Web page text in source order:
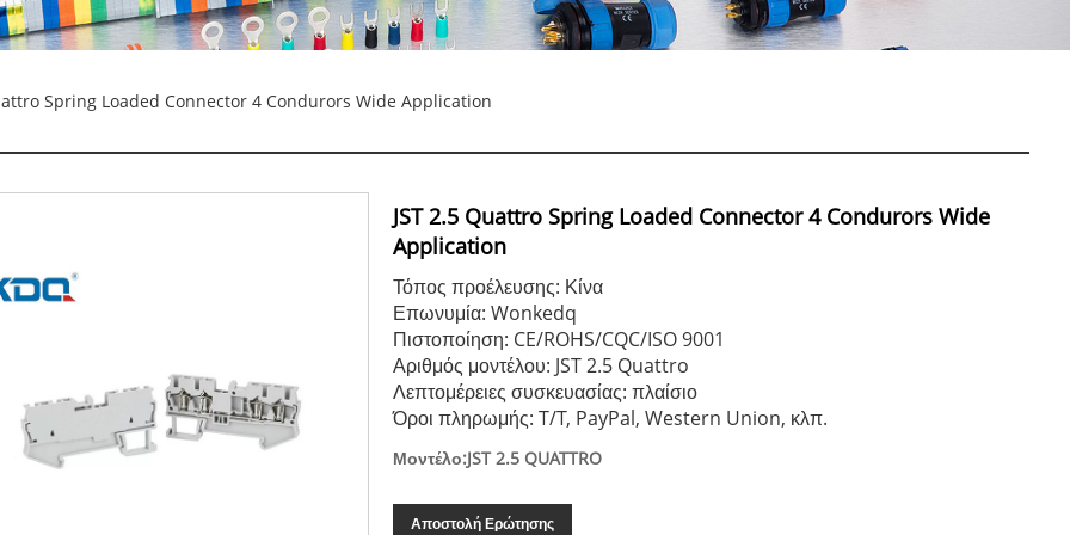
Spring Loaded Connector 4 Condurors Wide Application
JST 2.5 Quattro Spring Loaded Connector 4 Condurors Wide
Application
Τόπος προέλευσης: Κίνα
Επωνυμία: Wonkedq
Πιστοποίηση: CE/ROHS/CQC/ISO 9001
Αριθμός μοντέλου: JST 2.5 Quattro
Λεπτομέρειες συσκευασίας: πλαίσιο
Όροι πληρωμής: T/T, PayPal, Western Union, κλπ.
Μοντέλο:JST 2.5 QUATTRO
Αποστολή Ερώτησης